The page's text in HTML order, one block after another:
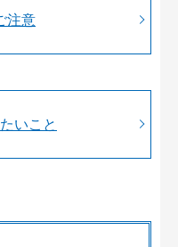
注意
いこと